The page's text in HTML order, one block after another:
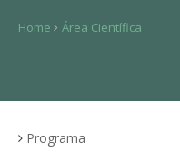
Home Área Científica
Programa